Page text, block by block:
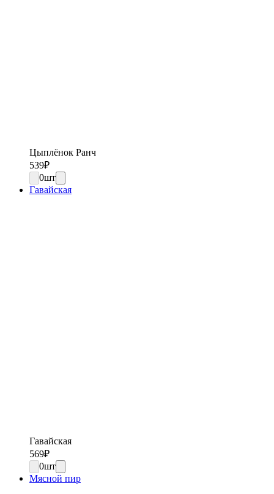
Цыплёнок Ранч
539₽
0шт
Гавайская
Гавайская
569₽
0шт
Мясной пир